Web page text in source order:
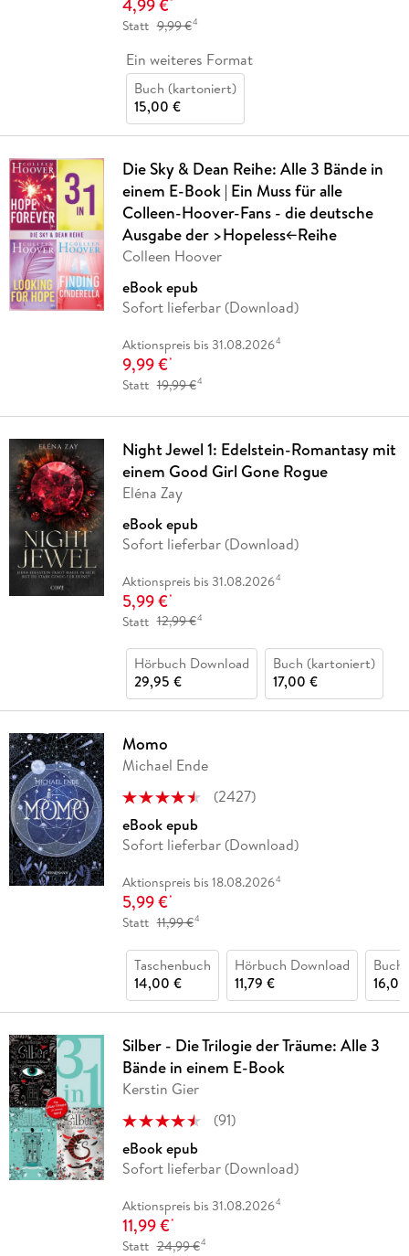
4,99 €
Statt 9,99 €4
Ein weiteres Format
Buch (kartoniert)
15,00 €
Die Sky & Dean Reihe: Alle 3 Bände in
einem E-Book | Ein Muss für alle
Colleen-Hoover-Fans - die deutsche
Ausgabe der >Hopeless<-Reihe
Colleen Hoover
eBook epub
Sofort lieferbar (Download)
Aktionspreis bis 31.08.20264
9,99 €*
Statt 19,99 €4
Night Jewel 1: Edelstein-Romantasy mit
einem Good Girl Gone Rogue
Eléna Zay
eBook epub
Sofort lieferbar (Download)
Aktionspreis bis 31.08.20264
5,99 €*
Statt 12,99 €4
Hörbuch Download
29,95 €
Buch (kartoniert)
17,00 €
Momo
Michael Ende
(2427)
eBook epub
Sofort lieferbar (Download)
Aktionspreis bis 18.08.20264
5,99 €*
Statt 11,99 €4
Taschenbuch
14,00 €
Hörbuch Download
11,79 €
Buch
Silber - Die Trilogie der Träume: Alle 3
Bände in einem E-Book
Kerstin Gier
(91)
eBook epub
Sofort lieferbar (Download)
Aktionspreis bis 31.08.20264
11,99 €*
Statt 24,99 €4